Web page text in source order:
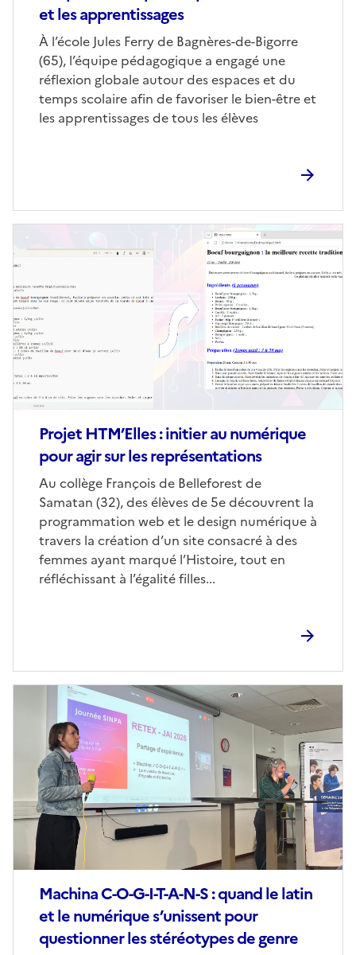
et les apprentissages
Corps
À l’école Jules Ferry de Bagnères-de-Bigorre
(65), l’équipe pédagogique a engagé une
réflexion globale autour des espaces et du
temps scolaire afin de favoriser le bien-être et
les apprentissages de tous les élèves
Projet HTM’Elles : initier au numérique
pour agir sur les représentations
Corps
Au collège François de Belleforest de
Samatan (32), des élèves de 5e découvrent la
programmation web et le design numérique à
travers la création d’un site consacré à des
femmes ayant marqué l’Histoire, tout en
réfléchissant à l’égalité filles...
de
couverture
(conseillée)
Machina C-O-G-I-T-A-N-S : quand le latin
et le numérique s’unissent pour
questionner les stéréotypes de genre
couverture
(conseillée)